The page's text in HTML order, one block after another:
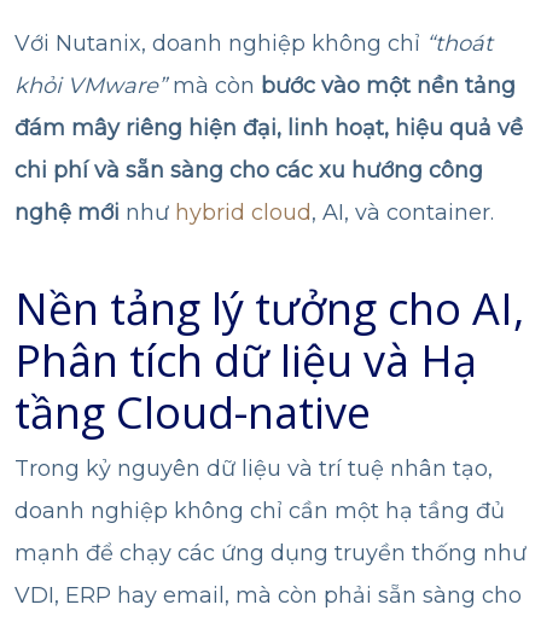
Với Nutanix, doanh nghiệp không chỉ “thoát
khỏi VMware”mà còn bước vào một nền tảng
đám mây riêng hiện đại, linh hoạt, hiệu quả về
chi phí và sẵn sàng cho các xu hướng công
nghệ mới như hybrid cloud, AI, và container.
Nền tảng lý tưởng cho AI,
Phân tích dữ liệu và Hạ
tầng Cloud-native
Trong kỷ nguyên dữ liệu và trí tuệ nhân tạo,
doanh nghiệp không chỉ cần một hạ tầng đủ
mạnh để chạy các ứng dụng truyền thống như
VDI, ERP hay email, mà còn phải sẵn sàng cho